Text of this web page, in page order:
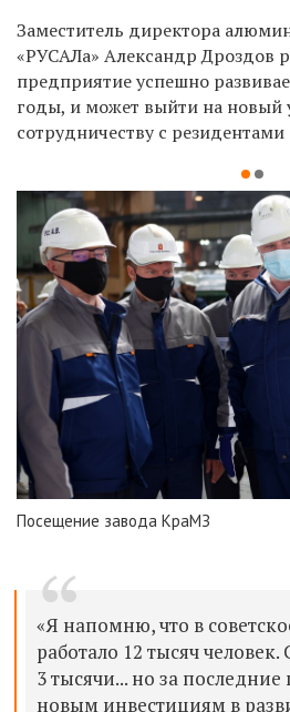
Заместитель директора
«РУСАЛа» Александр Дроздов
предприятие успешно
годы, и может выйти на новый
сотрудничеству с
Посещение завода КраМЗ
«Я напомню, что в
работало 12 тысяч человек.
3 тысячи... но за
новым инвестициям в